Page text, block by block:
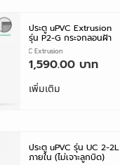
ประตู uPVC Extrusion
ประตู uPVC Extrusion
รุ่น P2-G กระจกลอนฝ้า
1,590.00
เพิ่มเติม
ประตู uPVC รุ่น UC 2-2L
ภายใน (ไม่เจาะลูกบิด)